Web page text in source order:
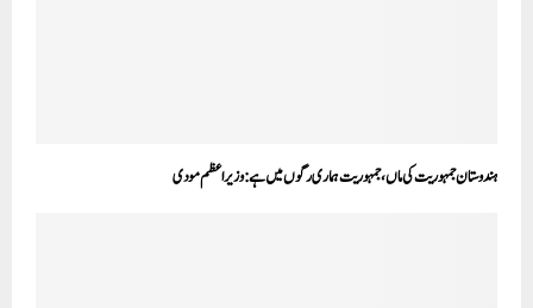
ہندوستان جمہوریت کی ماں، جمہوریت ہماری رگوں میں ہے: وزیر اعظم مودی